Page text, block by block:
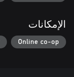
الإمكانات
Online co-op